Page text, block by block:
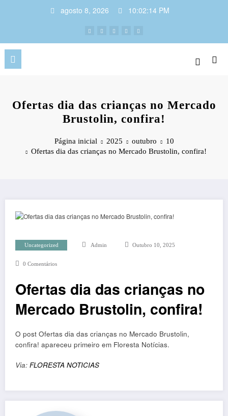
agosto 8, 2026 10:02:15 PM
Ofertas dia das crianças no Mercado
Brustolin, confira!
Página inicial 2025 outubro
10
Ofertas dia das crianças no Mercado Brustolin, confira!
Uncategorized Admin Outubro 10, 2025
0 Comentários
Ofertas dia das crianças no
Mercado Brustolin, confira!
O post Ofertas dia das crianças no Mercado Brustolin,
confira! apareceu primeiro em Floresta Notícias.
Via: FLORESTA NOTICIAS